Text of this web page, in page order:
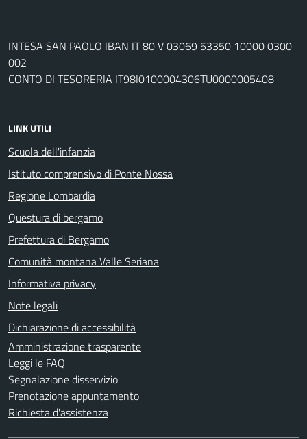
INTESA SAN PAOLO IBAN IT 80 V 03069 53350 10000 0300
002
CONTO DI TESORERIA IT98I0100004306TU0000005408
LINK UTILI
Scuola dell'infanzia
Istituto comprensivo di Ponte Nossa
Regione Lombardia
Questura di bergamo
Prefettura di Bergamo
Comunità montana Valle Seriana
Informativa privacy
Note legali
Dichiarazione di accessibilità
Amministrazione trasparente
Leggi le FAQ
Segnalazione disservizio
Prenotazione appuntamento
Richiesta d'assistenza